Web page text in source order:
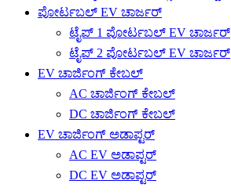
ಪೋರ್ಟಬಲ್ EV ಚಾರ್ಜರ್
ಟೈಪ್ 1 ಪೋರ್ಟಬಲ್ EV ಚಾರ್ಜರ್
ಟೈಪ್ 2 ಪೋರ್ಟಬಲ್ EV ಚಾರ್ಜರ್
EV ಚಾರ್ಜಿಂಗ್ ಕೇಬಲ್
AC ಚಾರ್ಜಿಂಗ್ ಕೇಬಲ್
DC ಚಾರ್ಜಿಂಗ್ ಕೇಬಲ್
EV ಚಾರ್ಜಿಂಗ್ ಅಡಾಪ್ಟರ್
AC EV ಅಡಾಪ್ಟರ್
DC EV ಅಡಾಪ್ಟರ್